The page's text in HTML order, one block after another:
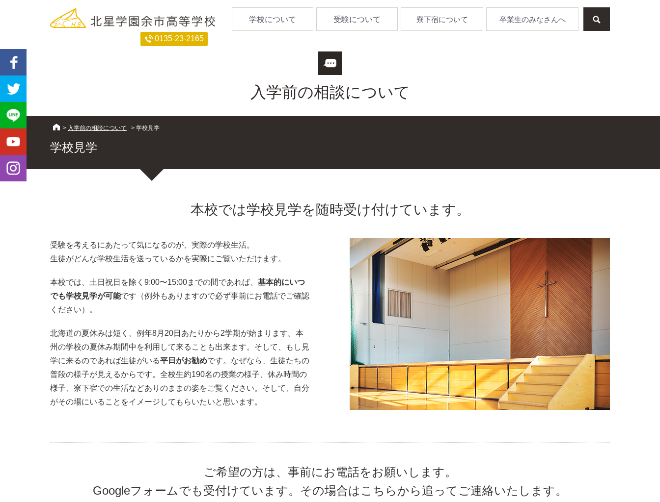
0135-23-2165
学校について 受験について 寮下宿について 卒業生のみなさんへ
入学前の相談について
> 入学前の相談について > 学校見学
学校見学
本校では学校見学を随時受け付けています。
受験を考えるにあたって気になるのが、実際の学校生活。
生徒がどんな学校生活を送っているかを実際にご覧いただけます。
本校では、土日祝日を除く9:00〜15:00までの間であれば、 基本的にいつ
でも学校見学が可能です（例外もありますので必ず事前にお電話でご確認
ください）。
北海道の夏休みは短く、例年8月20日あたりから2学期が始まります。本
州の学校の夏休み期間中を利用して来ることも出来ます。そして、もし見
学に来るのであれば生徒がいる平日がお勧めです。なぜなら、生徒たちの
普段の様子が見えるからです。全校生約190名の授業の様子、休み時間の
様子、寮下宿での生活などありのままの姿をご覧ください。そして、自分
がその場にいることをイメージしてもらいたいと思います。
ご希望の方は、事前にお電話をお願いします。
Googleフォームでも受付けています。その場合はこちらから追ってご連絡いたします。